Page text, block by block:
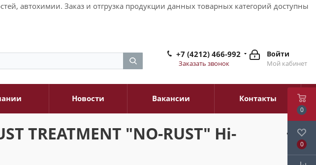
автохимии. Заказ и отгрузка продукции данных товарных категорий доступны
Войти
Мой кабинет
+7 (4212) 466-992
Заказать звонок
Новости Вакансии Контакты
TREATMENT "NO-RUST" Hi-
0
0